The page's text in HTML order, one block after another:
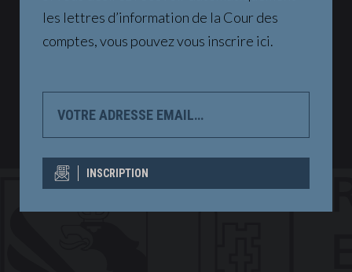
les lettres d’information de la Cour des
comptes, vous pouvez vous inscrire ici.
ADRESSE
INSCRIPTION